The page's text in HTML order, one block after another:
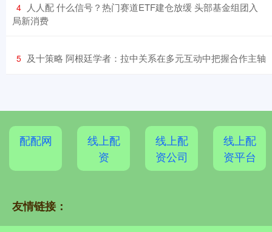
4 ​人人配 什么信号？热门赛道ETF建仓放缓 头部基金组团入
局新消费
5 ​及十策略 阿根廷学者：拉中关系在多元互动中把握合作主轴
配配网
线上配
资
线上配
资公司
线上配
资平台
友情链接：